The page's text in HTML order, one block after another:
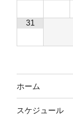
31
ホーム
スケジュール